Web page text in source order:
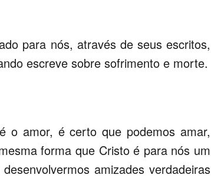
para nós, através de seus escritos,
escreve sobre sofrimento e morte.
o amor, é certo que podemos amar,
forma que Cristo é para nós um
amizades verdadeiras